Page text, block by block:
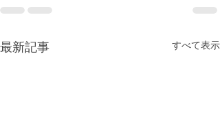
最新記事 すべて表示